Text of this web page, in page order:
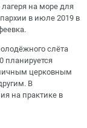
на море для
в июле 2019 в
слёта
планируется
церковным
В
на практике в